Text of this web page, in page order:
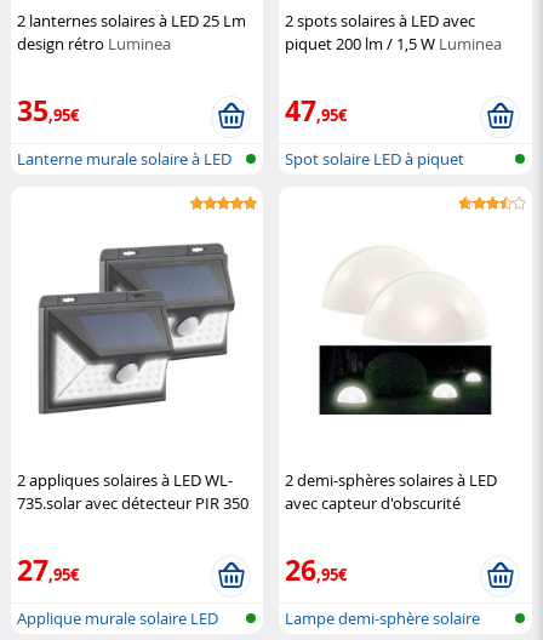
2 lanternes solaires à LED 25 Lm
design rétro Luminea
35,95€
Lanterne murale solaire à LED
2 spots solaires à LED avec
piquet 200 lm / 1,5 W Luminea
47,95€
Spot solaire LED à piquet
2 appliques solaires à LED WL-
735.solar avec détecteur PIR 350
27,95€
Applique murale solaire LED
2 demi-sphères solaires à LED
avec capteur d'obscurité
26,95€
Lampe demi-sphère solaire